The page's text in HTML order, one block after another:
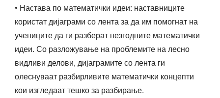
• Настава по математички идеи: наставниците
користат дијаграми со лента за да им помогнат на
учениците да ги разберат незгодните математички
идеи. Со разложување на проблемите на лесно
видливи делови, дијаграмите со лента ги
олеснуваат разбирливите математички концепти
кои изгледаат тешко за разбирање.